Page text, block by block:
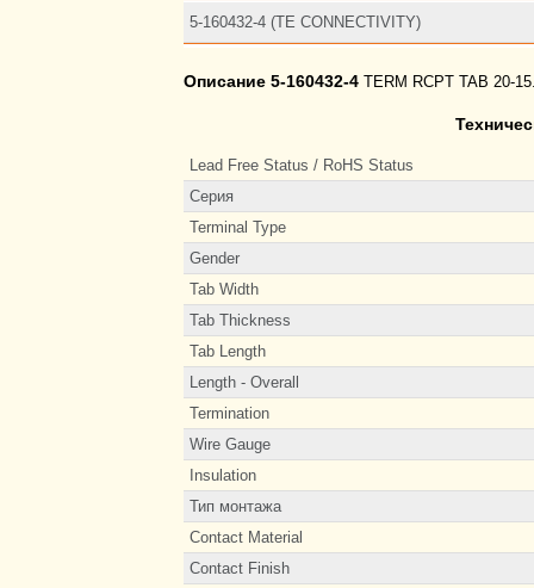
5-160432-4 (TE CONNECTIVITY)
Описание 5-160432-4 TERM RCPT TAB 20-
Lead Free Status / RoHS Status
Серия
Terminal Type
Gender
Tab Width
Tab Thickness
Tab Length
Length - Overall
Termination
Wire Gauge
Insulation
Тип монтажа
Contact Material
Contact Finish